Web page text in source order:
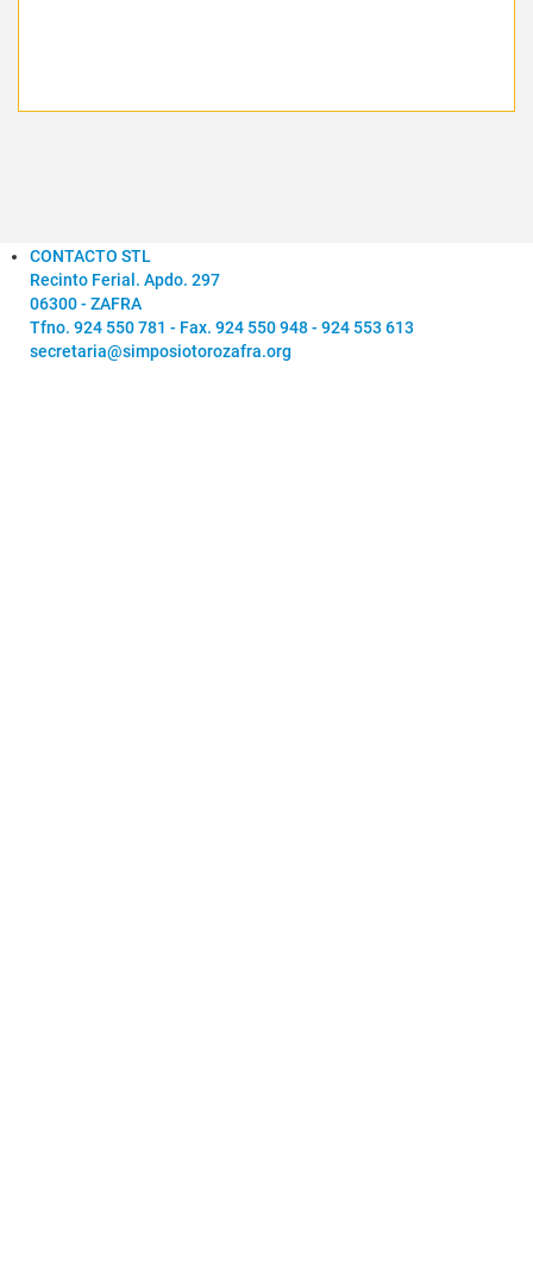
CONTACTO STL
Recinto Ferial. Apdo. 297
06300 - ZAFRA
Tfno. 924 550 781 - Fax. 924 550 948 - 924 553 613
secretaria@simposiotorozafra.org